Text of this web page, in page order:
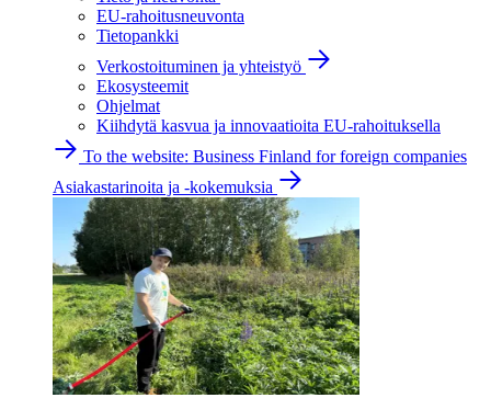
EU-rahoitusneuvonta
Tietopankki
Verkostoituminen ja yhteistyö
Ekosysteemit
Ohjelmat
Kiihdytä kasvua ja innovaatioita EU-rahoituksella
To the website: Business Finland for foreign companies
Asiakastarinoita ja -kokemuksia